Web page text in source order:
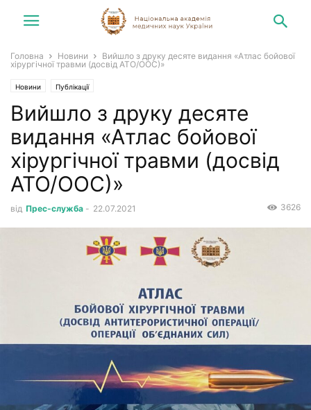
Головна Новини
Вийшло з друку десяте видання «Атлас бойової
хірургічної травми (досвід АТО/ООС)»
Новини Публікації
Вийшло з друку десяте
видання «Атлас бойової
хірургічної травми (досвід
АТО/ООС)»
від Прес-служба - 22.07.2021 3626